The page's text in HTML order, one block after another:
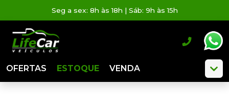
Seg a sex: 8h às 18h | Sáb: 9h às 15h
OFERTAS ESTOQUE VENDA